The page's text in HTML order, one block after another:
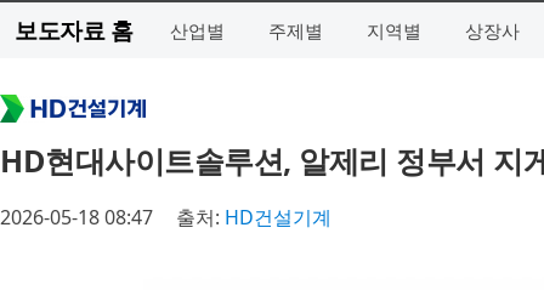
보도자료 홈 산업별 주제별 지역별 상장사
HD현대사이트솔루션, 알제리 정부서 지
2026-05-18 08:47 출처: HD건설기계